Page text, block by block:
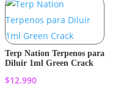
Terp Nation Terpenos para
Diluir 1ml Green Crack
$12.990